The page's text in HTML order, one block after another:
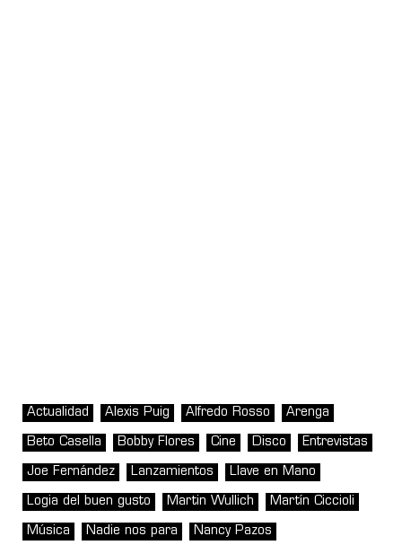
Actualidad Alexis Puig Alfredo Rosso Arenga
Beto Casella Bobby Flores Cine Disco Entrevistas
Joe Fernández Lanzamientos Llave en Mano
Logia del buen gusto Martin Wullich Martín Ciccioli
Música Nadie nos para Nancy Pazos